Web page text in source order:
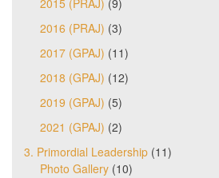
2015 (PRAJ) (9)
2016 (PRAJ) (3)
2017 (GPAJ) (11)
2018 (GPAJ) (12)
2019 (GPAJ) (5)
2021 (GPAJ) (2)
3. Primordial Leadership (11)
Photo Gallery (10)